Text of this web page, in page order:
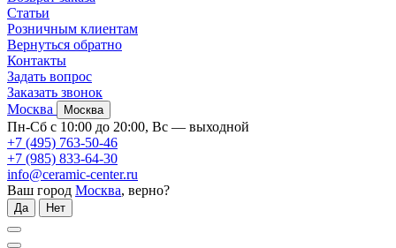
Статьи
Розничным клиентам
Вернуться обратно
Контакты
Задать вопрос
Заказать звонок
Москва
Москва
Пн-Сб с 10:00 до 20:00, Вс — выходной
+7 (495) 763-50-46
+7 (985) 833-64-30
info@ceramic-center.ru
Ваш город Москва, верно?
Да Нет